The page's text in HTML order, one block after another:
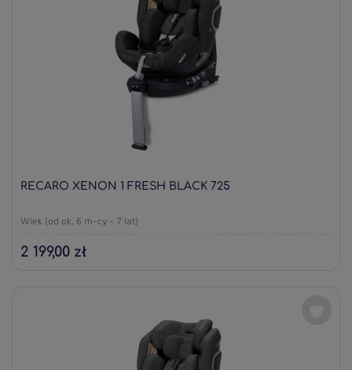
RECARO XENON 1 FRESH BLACK 725
Wiek (od ok. 6 m-cy - 7 lat)
2 199,00 zł